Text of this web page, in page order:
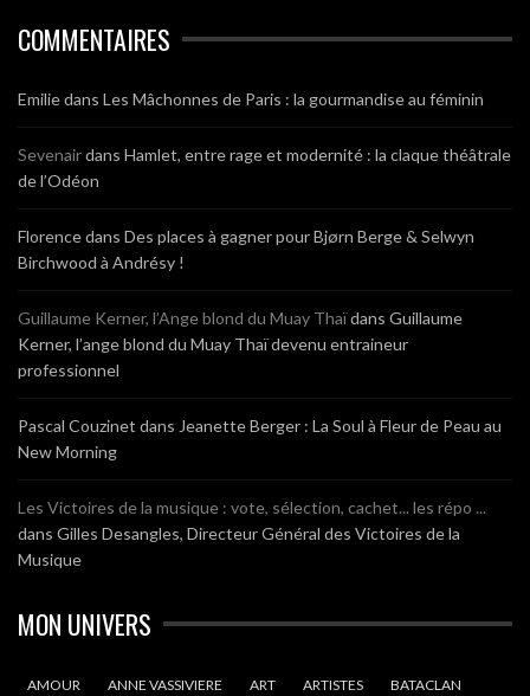
COMMENTAIRES
Emiliedans Les Mâchonnes de Paris : la gourmandise au féminin
Sevenairdans Hamlet, entre rage et modernité : la claque théâtrale
de l’Odéon
Florencedans Des places à gagner pour Bjørn Berge & Selwyn
Birchwood à Andrésy !
Guillaume Kerner, l’Ange blond du Muay Thaïdans Guillaume
Kerner, l’ange blond du Muay Thaï devenu entraineur
professionnel
Pascal Couzinet dans Jeanette Berger : La Soul à Fleur de Peau au
New Morning
Les Victoires de la musique : vote, sélection, cachet... les répo ...
dans Gilles Desangles, Directeur Général des Victoires de la
Musique
MON UNIVERS
AMOUR ANNE VASSIVIERE ART ARTISTES BATACLAN